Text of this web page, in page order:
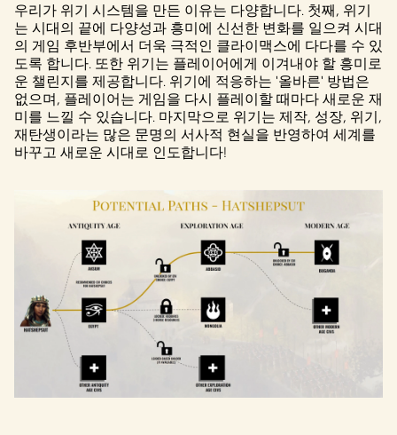
우리가 위기 시스템을 만든 이유는 다양합니다. 첫째, 위기
는 시대의 끝에 다양성과 흥미에 신선한 변화를 일으켜 시대
의 게임 후반부에서 더욱 극적인 클라이맥스에 다다를 수 있
도록 합니다. 또한 위기는 플레이어에게 이겨내야 할 흥미로
운 챌린지를 제공합니다. 위기에 적응하는 '올바른' 방법은
없으며, 플레이어는 게임을 다시 플레이할 때마다 새로운 재
미를 느낄 수 있습니다. 마지막으로 위기는 제작, 성장, 위기,
재탄생이라는 많은 문명의 서사적 현실을 반영하여 세계를
바꾸고 새로운 시대로 인도합니다!